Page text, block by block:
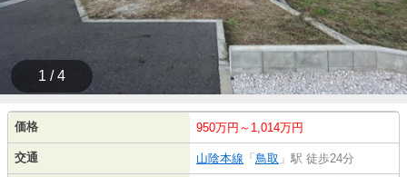
1 / 4
価格 950万円～1,014万円
交通 山陰本線 「 鳥取 」駅 徒歩24分